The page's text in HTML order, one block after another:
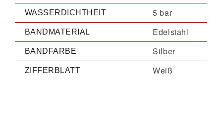
WASSERDICHTHEIT 5 bar
BANDMATERIAL Edelstahl
BANDFARBE Silber
ZIFFERBLATT Weiß